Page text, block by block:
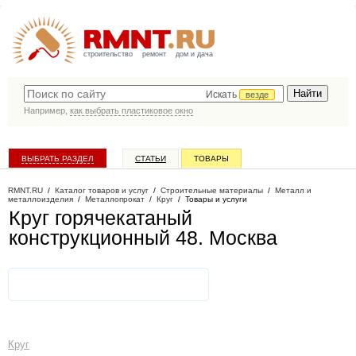
строительство ремонт дом и дача
Искать
везде
Например, как выбрать пластиковое окно
ВЫБРАТЬ РАЗДЕЛ СТАТЬИ ТОВАРЫ
RMNT.RU / Каталог товаров и услуг / Строительные материалы / Металл и
металлоизделия / Металлопрокат / Круг / Товары и услуги
Круг горячекатаный
конструкционный 48. Москва
Круг